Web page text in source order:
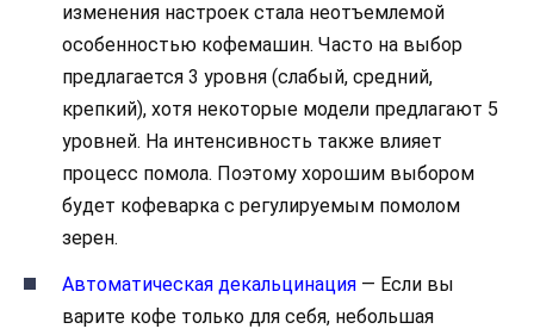
изменения настроек стала неотъемлемой
особенностью кофемашин. Часто на выбор
предлагается 3 уровня (слабый, средний,
крепкий), хотя некоторые модели предлагают 5
уровней. На интенсивность также влияет
процесс помола. Поэтому хорошим выбором
будет кофеварка с регулируемым помолом
зерен.
Автоматическая декальцинация — Если вы
варите кофе только для себя, небольшая